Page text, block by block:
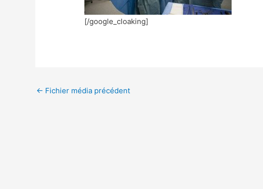
[/google_cloaking]
← Fichier média précédent